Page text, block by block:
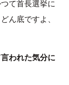
て首長選挙に
ん底ですよ、
われた気分に